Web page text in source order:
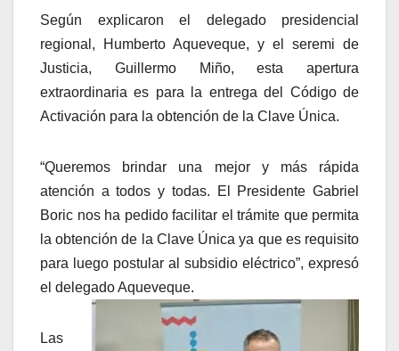
Según explicaron el delegado presidencial
regional, Humberto Aqueveque, y el seremi de
Justicia, Guillermo Miño, esta apertura
extraordinaria es para la entrega del Código de
Activación para la obtención de la Clave Única.
“Queremos brindar una mejor y más rápida
atención a todos y todas. El Presidente Gabriel
Boric nos ha pedido facilitar el trámite que permita
la obtención de la Clave Única ya que es requisito
para luego postular al subsidio eléctrico”, expresó
el delegado Aqueveque.
Las